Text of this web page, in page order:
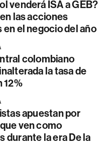
venderá ISA a GEB?
las acciones
el negocio del año
colombiano
la tasa de
12%
apuestan por
ven como
durante la era De la